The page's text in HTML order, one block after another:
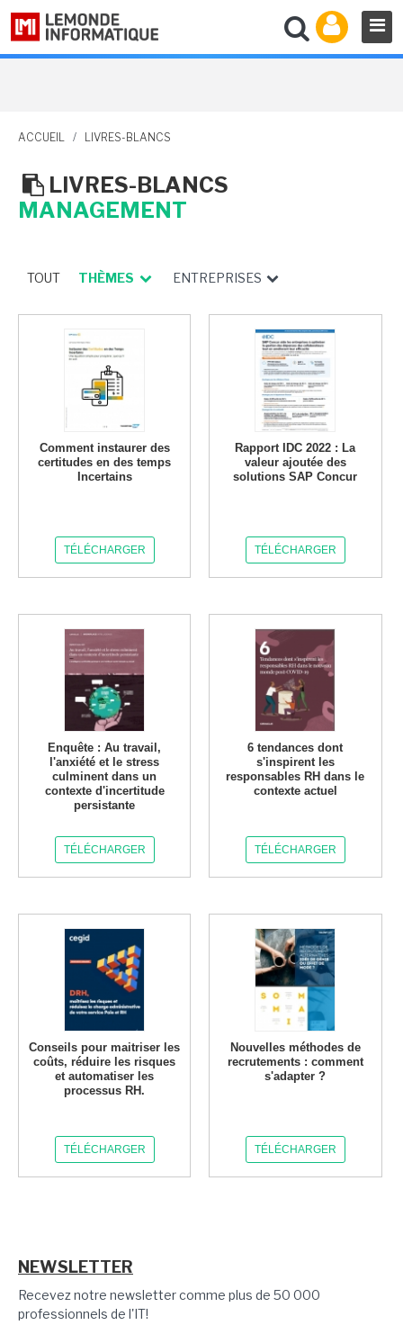
ACCUEIL / LIVRES-BLANCS
LIVRES-BLANCS
MANAGEMENT
TOUT THÈMES ENTREPRISES
Comment instaurer des
certitudes en des temps
Incertains
TÉLÉCHARGER
Rapport IDC 2022 : La
valeur ajoutée des
solutions SAP Concur
TÉLÉCHARGER
Enquête : Au travail,
l'anxiété et le stress
culminent dans un
contexte d'incertitude
persistante
TÉLÉCHARGER
6 tendances dont
s'inspirent les
responsables RH dans le
contexte actuel
TÉLÉCHARGER
Conseils pour maitriser les
coûts, réduire les risques
et automatiser les
processus RH.
TÉLÉCHARGER
Nouvelles méthodes de
recrutements : comment
s'adapter ?
TÉLÉCHARGER
NEWSLETTER
Recevez notre newsletter comme plus de 50 000
professionnels de l'IT!